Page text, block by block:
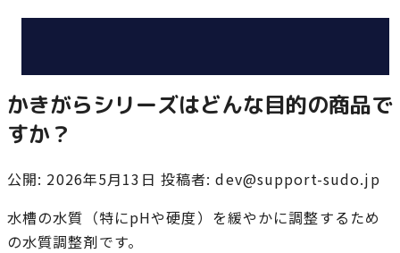
かきがらシリーズはどんな目的の商品で
すか？
公開: 2026年5月13日 投稿者: dev@support-sudo.jp
水槽の水質（特にpHや硬度）を緩やかに調整するため
の水質調整剤です。